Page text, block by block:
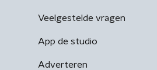
Veelgestelde vragen
App de studio
Adverteren